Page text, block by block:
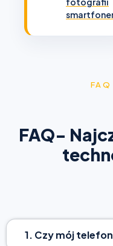
FAQ-
1. Czy mój